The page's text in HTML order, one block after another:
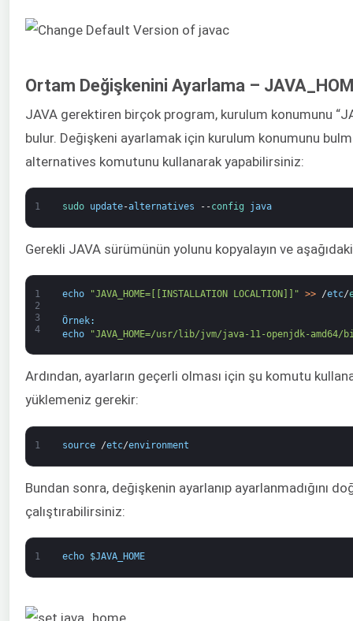
Ortam Değişkenini Ayarlama –
JAVA gerektiren birçok program, kurulum konumunu
bulur. Değişkeni ayarlamak için kurulum konumunu
alternatives komutunu kullanarak yapabilirsiniz:
1 sudo update-alternatives --config java
Gerekli JAVA sürümünün yolunu kopyalayın ve
1
2
3
4
echo "JAVA_HOME=[[INSTALLATION LOCALTION]]" >> /etc/
Örnek:
echo
"JAVA_HOME=/usr/lib/jvm/java-11-openjdk-amd64/
Ardından, ayarların geçerli olması için şu komutu
yüklemeniz gerekir:
1 source /etc/environment
Bundan sonra, değişkenin ayarlanıp ayarlanmadığını
çalıştırabilirsiniz:
1 echo $JAVA_HOME